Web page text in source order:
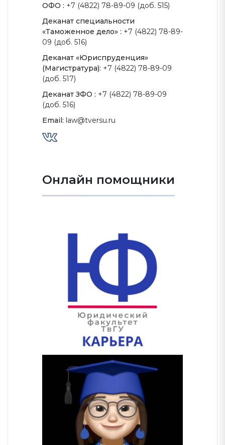
ОФО : +7 (4822) 78-89-09 (доб. 515)
Деканат специальности
«Таможенное дело» : +7 (4822) 78-89-
09 (доб. 516)
Деканат «Юриспруденция»
(Магистратура): +7 (4822) 78-89-09
(доб. 517)
Деканат ЗФО : +7 (4822) 78-89-09
(доб. 516)
Email: law@tversu.ru
Онлайн помощники